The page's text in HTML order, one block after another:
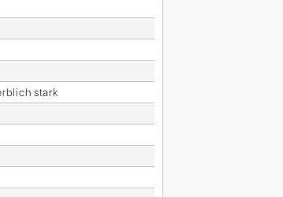
stark